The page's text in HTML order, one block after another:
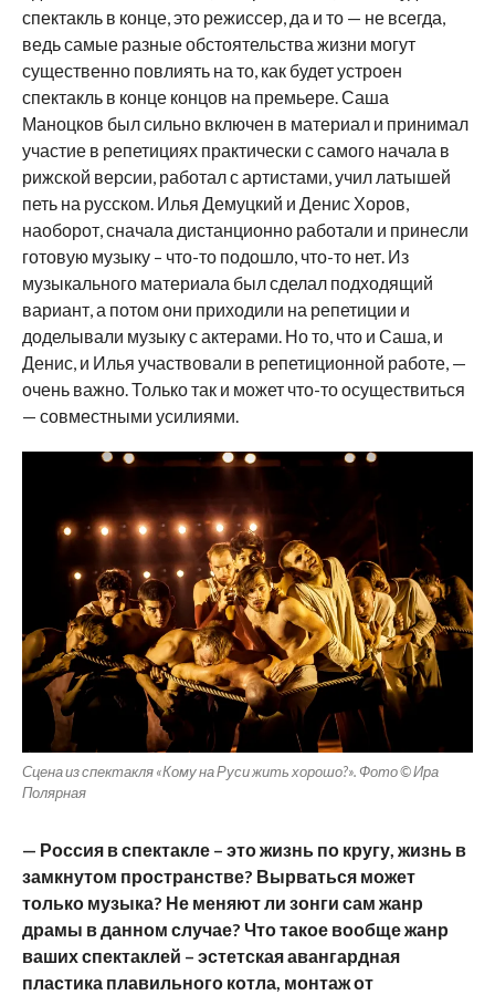
спектакль в конце, это режиссер, да и то — не всегда,
ведь самые разные обстоятельства жизни могут
существенно повлиять на то, как будет устроен
спектакль в конце концов на премьере. Саша
Маноцков был сильно включен в материал и принимал
участие в репетициях практически с самого начала в
рижской версии, работал с артистами, учил латышей
петь на русском. Илья Демуцкий и Денис Хоров,
наоборот, сначала дистанционно работали и принесли
готовую музыку – что-то подошло, что-то нет. Из
музыкального материала был сделал подходящий
вариант, а потом они приходили на репетиции и
доделывали музыку с актерами. Но то, что и Саша, и
Денис, и Илья участвовали в репетиционной работе, —
очень важно. Только так и может что-то осуществиться
— совместными усилиями.
Сцена из спектакля «Кому на Руси жить хорошо?». Фото © Ира
Полярная
— Россия в спектакле – это жизнь по кругу, жизнь в
замкнутом пространстве? Вырваться может
только музыка? Не меняют ли зонги сам жанр
драмы в данном случае? Что такое вообще жанр
ваших спектаклей – эстетская авангардная
пластика плавильного котла, монтаж от